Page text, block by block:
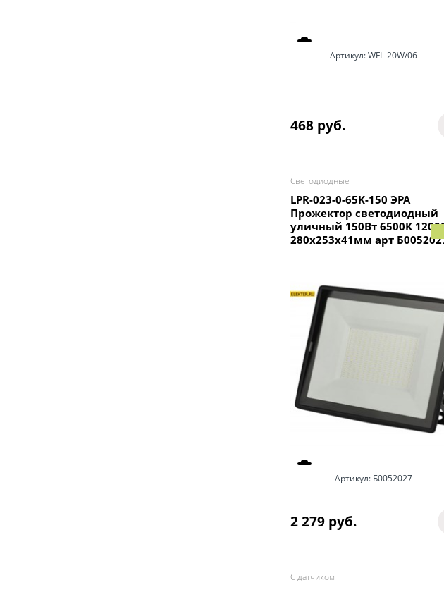
Артикул:WFL-20W/06
468 руб.
Светодиодные
LPR-023-0-65K-150 ЭРА
Прожектор светодиодный
уличный 150Вт 6500K
280x253x41мм арт
Артикул: Б0052027
2 279 руб.
С датчиком